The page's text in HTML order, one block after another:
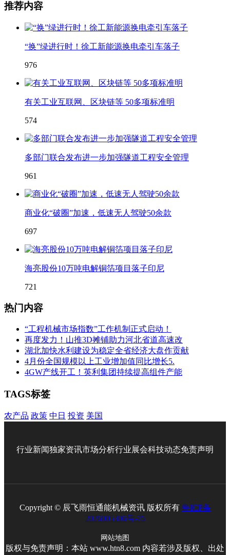
推荐内容
“换”绿进行时！徐工新能源换电牵引车落子
976
有关工业互联网、区块链等 50多项标准明
574
多部门联合发布进一步加强隧道工程安全管理
961
商业化“破圈”加速，低速无人驾驶50余款
697
海亮股份10万吨电解铜箔项目落子印尼
721
热门内容
“工程机械市场指数”工作机制正式启动！
再度发力！山推3D摊铺助力河北省道高速改
湖北加快水利建设为稳定全省经济大盘作贡献
4月份全国规模以上工业增加值同比增长5.
4GW产线开工！英利集团持续提高组件产能
TAGS标签
农产品 政策 中日 投资 美国
行业新闻独家资讯市场分析行业展会科技动态免责声明
Copyright © 辰飞雨恒通能机械资讯 版权所有 鲁ICP备
2026005306号-75
网站地图
版权与免责声明：本站 www.htn8.com 内容若涉及版权、出处